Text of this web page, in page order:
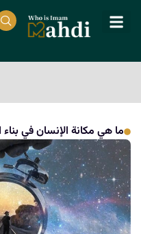
ما هي مكانة الإنسان في